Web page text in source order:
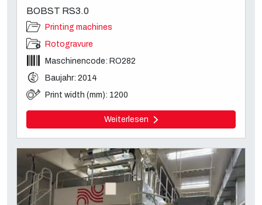
BOBST RS3.0
Printing machines
Rotogravure
Maschinencode: RO282
Baujahr: 2014
Print width (mm): 1200
Weiterlesen